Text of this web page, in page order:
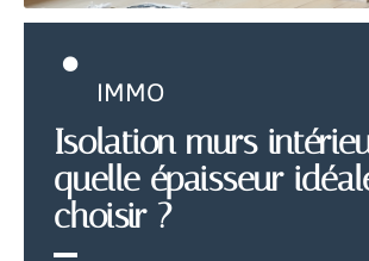
IMMO
Isolation murs
quelle épaisseur
choisir ?